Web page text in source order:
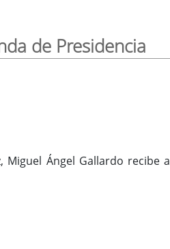
de Presidencia
Miguel Ángel Gallardo recibe a